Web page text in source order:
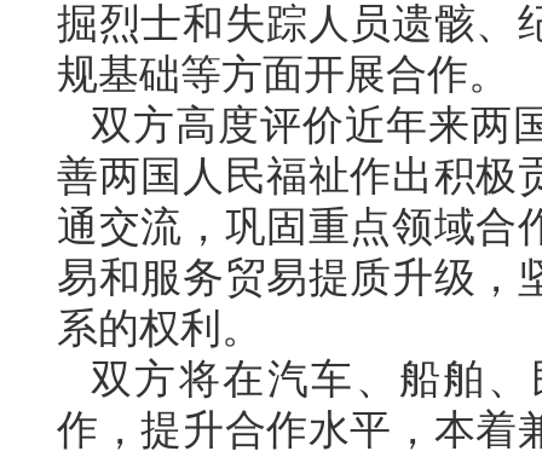
掘烈士和失踪人员遗骸、
规基础等方面开展合作。
双方高度评价近年来两
善两国人民福祉作出积极
通交流，巩固重点领域合
易和服务贸易提质升级，
系的权利。
双方将在汽车、船舶
作，提升合作水平，本着